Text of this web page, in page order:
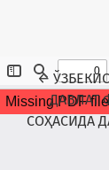
←Maqola
ДАВЛАТ
СОҲАСИДА